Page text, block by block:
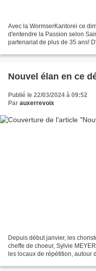
Avec la WormserKantorei ce
d'entendre la Passion selon
partenariat de plus de 35 ans!
Nouvel élan en ce
Publié le 22/03/2024 à 09:52
Par auxerrevoix
Depuis début janvier, les
cheffe de choeur, Sylvie
les locaux de répétition, autour